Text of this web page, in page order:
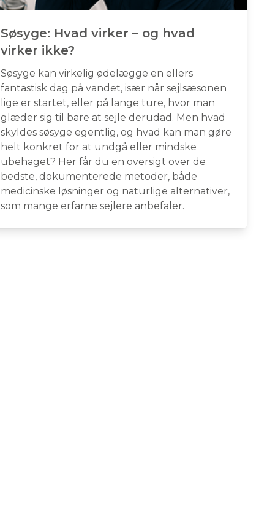
Søsyge: Hvad virker – og hvad
virker ikke?
Søsyge kan virkelig ødelægge en ellers
fantastisk dag på vandet, især når sejlsæsonen
lige er startet, eller på lange ture, hvor man
glæder sig til bare at sejle derudad. Men hvad
skyldes søsyge egentlig, og hvad kan man gøre
helt konkret for at undgå eller mindske
ubehaget? Her får du en oversigt over de
bedste, dokumenterede metoder, både
medicinske løsninger og naturlige alternativer,
som mange erfarne sejlere anbefaler.